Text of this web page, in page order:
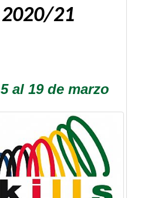
2020/21
al 19 de marzo